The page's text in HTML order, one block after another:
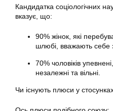
Кандидатка соціологічних
вказує, що:
90% жінок, які
шлюбі, вважають себе
70% чоловіків
незалежні та вільні.
Чи існують плюси у